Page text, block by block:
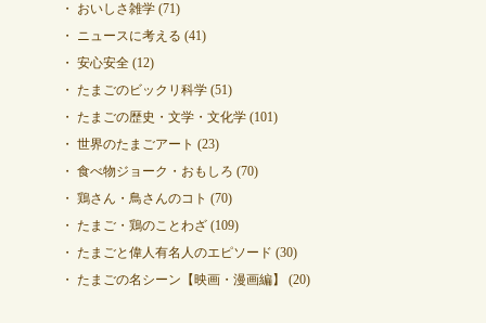
おいしさ雑学(71)
ニュースに考える (41)
安心安全(12)
たまごのビックリ科学(51)
たまごの歴史・文学・文化学(101)
世界のたまごアート (23)
食べ物ジョーク・おもしろ (70)
鶏さん・鳥さんのコト (70)
たまご・鶏のことわざ(109)
たまごと偉人有名人のエピソード (30)
たまごの名シーン【映画・漫画編】
(20)